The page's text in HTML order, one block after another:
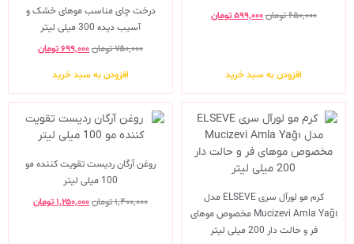
۶۵۰,۰۰۰تومان۵۹۹,۰۰۰ تومان
افزودن به سبد خرید
درخت چای مناسب موهای خشک و
آسیب دیده 300 میلی لیتر
۷۵۰,۰۰۰تومان۶۹۹,۰۰۰تومان
افزودن به سبد خرید
کرم مو لورآل سری ELSEVE مدل
Mucizevi Amla Yağı مخصوص موهای
فر و حالت دار 200 میلی لیتر
روغن آرگان ردیست تقویت کننده مو
100 میلی لیتر
۱,۴۰۰,۰۰۰تومان۱,۲۵۰,۰۰۰ تومان